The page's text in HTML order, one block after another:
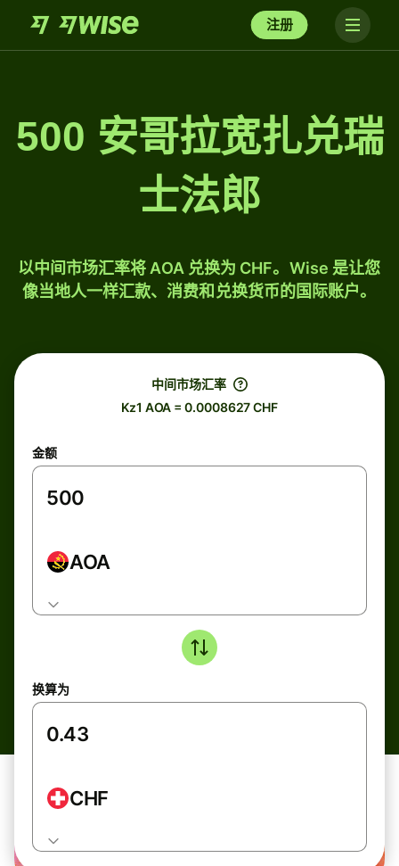
注册
500 安哥拉宽扎兑瑞
士法郎
以中间市场汇率将 AOA 兑换为 CHF。Wise 是让您
像当地人一样汇款、消费和兑换货币的国际账户。
中间市场汇率
Kz1 AOA = 0.0008627 CHF
金额
AOA
换算为
CHF